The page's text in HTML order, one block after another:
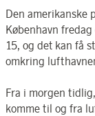
Den amerikanske
København
15, og det kan få
omkring
Fra i morgen
komme til og fra